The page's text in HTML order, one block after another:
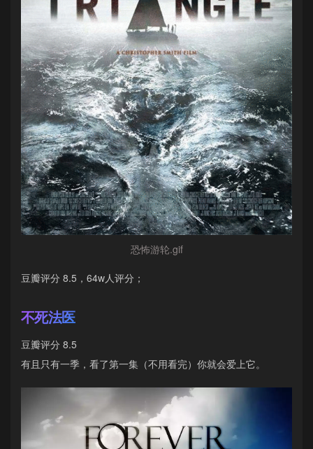
恐怖游轮.gif
豆瓣评分 8.5，64w人评分；
不死法医
豆瓣评分 8.5
有且只有一季，看了第一集（不用看完）你就会爱上它。